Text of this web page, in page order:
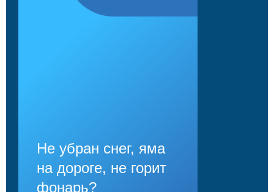
Не убран снег, яма
на дороге, не горит
фонарь?